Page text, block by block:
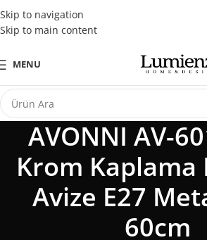
Skip to navigation
Skip to main content
Tüm Kredi Kartlarına Peşin
MENU
AVONNI AV-
Krom Kaplama
Avize E27
60cm